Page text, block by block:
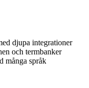
djupa integrationer
och termbanker
många språk